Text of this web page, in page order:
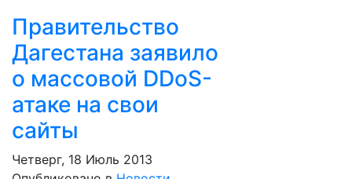
Правительство
Дагестана заявило
о массовой DDoS-
атаке на свои
сайты
Четверг, 18 Июль 2013